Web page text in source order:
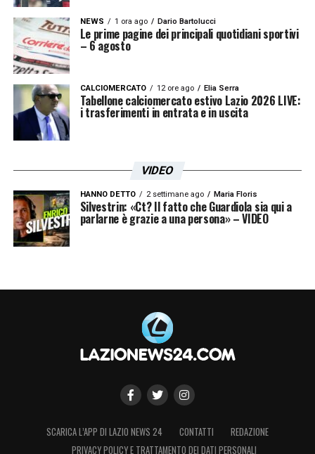
NEWS 1 ora ago Dario Bartolucci
Le prime pagine dei principali quotidiani sportivi
– 6 agosto
CALCIOMERCATO 12 ore ago Elia Serra
Tabellone calciomercato estivo Lazio 2026 LIVE:
i trasferimenti in entrata e in uscita
VIDEO
HANNO DETTO 2 settimane ago Maria Floris
Silvestrin: «Ct? Il fatto che Guardiola sia qui a
parlarne è grazie a una persona» – VIDEO
SCARICA L’APP DI LAZIO NEWS 24 CONTATTI
REDAZIONE
PRIVACY POLICY E TRATTAMENTO DEI DATI PERSONALI